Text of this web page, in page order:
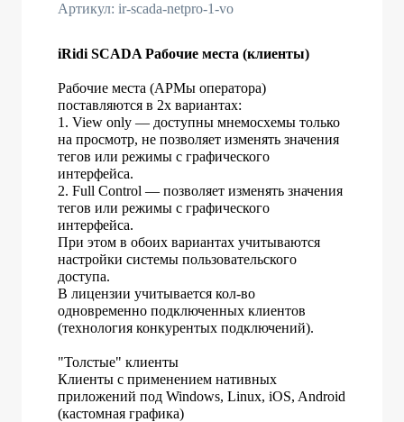
Артикул: ir-scada-netpro-1-vo
iRidi SCADA Рабочие места (клиенты)
Рабочие места (АРМы оператора)
поставляются в 2х вариантах:
1. View only — доступны мнемосхемы только
на просмотр, не позволяет изменять значения
тегов или режимы с графического
интерфейса.
2. Full Control — позволяет изменять значения
тегов или режимы с графического
интерфейса.
При этом в обоих вариантах учитываются
настройки системы пользовательского
доступа.
В лицензии учитывается кол-во
одновременно подключенных клиентов
(технология конкурентых подключений).
"Толстые" клиенты
Клиенты с применением нативных
приложений под Windows, Linux, iOS, Android
(кастомная графика)